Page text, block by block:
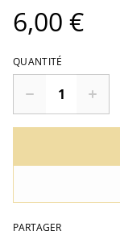
6,00 €
QUANTITÉ
PARTAGER